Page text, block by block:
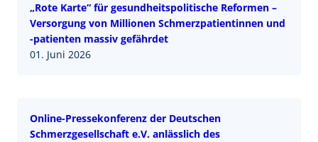
„Rote Karte“ für gesundheitspolitische Reformen –
Versorgung von Millionen Schmerzpatientinnen und
-patienten massiv gefährdet
01. Juni 2026
Online-Pressekonferenz der Deutschen
Schmerzgesellschaft e.V. anlässlich des